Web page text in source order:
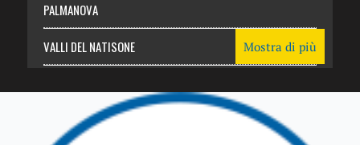
PALMANOVA
VALLI DEL NATISONE
TRICESIMO
Mostra di più